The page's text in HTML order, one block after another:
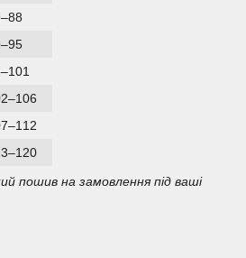
пошив на замовлення під ваші